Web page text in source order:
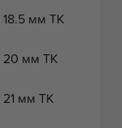
мм ТК
20 мм ТК
мм ТК